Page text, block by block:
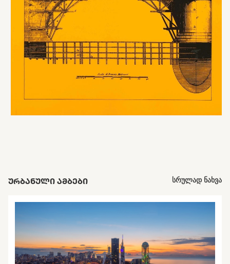
ᲣᲠᲑᲐᲜᲣᲚᲘ ᲐᲛᲑᲔᲑᲘ სრულად ნახვა